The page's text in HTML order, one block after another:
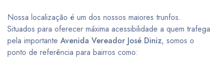
Nossa localização é um dos nossos maiores trunfos.
Situados para oferecer máxima acessibilidade a quem trafega
pela importante Avenida Vereador José Diniz, somos o
ponto de referência para bairros como: